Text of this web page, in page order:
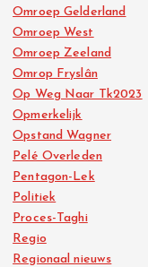
Omroep Gelderland
Omroep West
Omroep Zeeland
Omrop Fryslân
Op Weg Naar Tk2023
Opmerkelijk
Opstand Wagner
Pelé Overleden
Pentagon-Lek
Politiek
Proces-Taghi
Regio
Regionaal nieuws